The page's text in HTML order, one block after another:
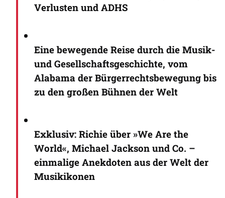
Verlusten und ADHS
Eine bewegende Reise durch die Musik-
und Gesellschaftsgeschichte, vom
Alabama der Bürgerrechtsbewegung bis
zu den großen Bühnen der Welt
Exklusiv: Richie über »We Are the
World«, Michael Jackson und Co. –
einmalige Anekdoten aus der Welt der
Musikikonen